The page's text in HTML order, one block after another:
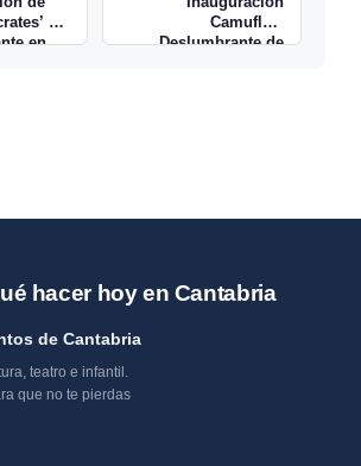
de
en
Camuflaje
Deslumbrante de
hacer hoy en Cantabria
de Cantabria
teatro e infantil.
que no te pierdas